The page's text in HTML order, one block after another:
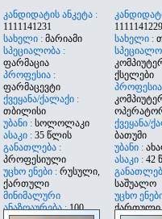
კანდიდატის ანკეტა :
1111141231
სახელი : მარიამი
სპეციალობა :
ფარმაცია
პროფესია :
ფარმაცევტი
ქვეყანა/ქალაქი :
თბილისი
უბანი : სოლოლაკი
ასაკი : 35 წლის
განათლება :
პროფესიული
უცხო ენები : რუსული,
ქართული
მინიმალური
ანაზღაურება :100
1111141229
სახელი :
ქსელები
ქვეყანა/
ბათუმი
უბანი :
ასაკი : 42
საშუალო
უცხო
ქართული